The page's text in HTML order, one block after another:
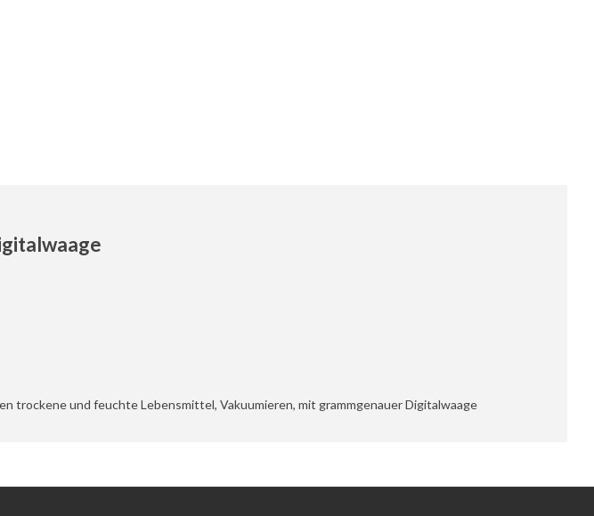
trockene und feuchte Lebensmittel, Vakuumieren, mit grammgenauer Digitalwaage